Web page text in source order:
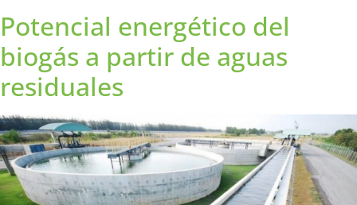
Potencial energético del
biogás a partir de aguas
residuales